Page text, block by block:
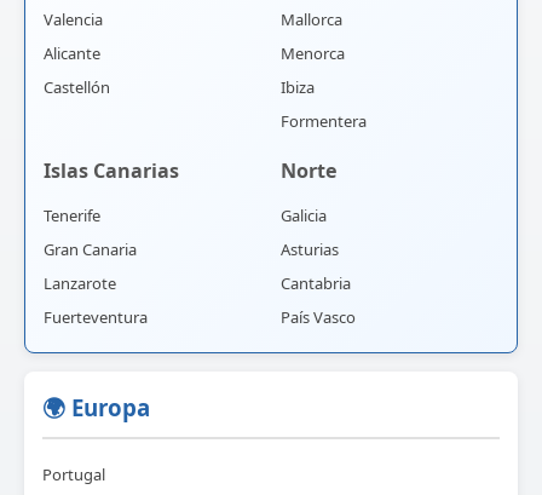
Valencia
Alicante
Castellón
Mallorca
Menorca
Ibiza
Formentera
Islas Canarias
Tenerife
Gran Canaria
Lanzarote
Fuerteventura
Norte
Galicia
Asturias
Cantabria
País Vasco
🌍 Europa
Portugal